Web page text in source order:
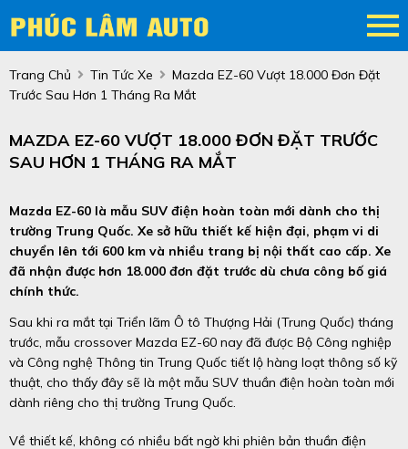
Trang Chủ Tin Tức Xe
Mazda EZ-60 Vượt 18.000 Đơn Đặt
Trước Sau Hơn 1 Tháng Ra Mắt
MAZDA EZ-60 VƯỢT 18.000 ĐƠN ĐẶT TRƯỚC
SAU HƠN 1 THÁNG RA MẮT
Mazda EZ-60 là mẫu SUV điện hoàn toàn mới dành cho thị
trường Trung Quốc. Xe sở hữu thiết kế hiện đại, phạm vi di
chuyển lên tới 600 km và nhiều trang bị nội thất cao cấp. Xe
đã nhận được hơn 18.000 đơn đặt trước dù chưa công bố giá
chính thức.
Sau khi ra mắt tại Triển lãm Ô tô Thượng Hải (Trung Quốc) tháng
trước, mẫu crossover Mazda EZ-60 nay đã được Bộ Công nghiệp
và Công nghệ Thông tin Trung Quốc tiết lộ hàng loạt thông số kỹ
thuật, cho thấy đây sẽ là một mẫu SUV thuần điện hoàn toàn mới
dành riêng cho thị trường Trung Quốc.
Về thiết kế, không có nhiều bất ngờ khi phiên bản thuần điện